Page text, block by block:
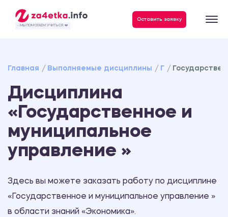
- МЫ ПОМОГАЕМ УЧИТЬСЯ ❤️
Оставить заявку
Главная Выполняемые дисциплины Г
Дисциплина
«Государственное и
муниципальное
управление »
Здесь вы можете заказать работу по дисциплине
«Государственное и муниципальное управление »
в области знаний «Экономика».